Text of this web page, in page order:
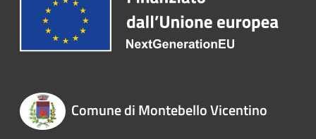
Comune di Montebello Vicentino